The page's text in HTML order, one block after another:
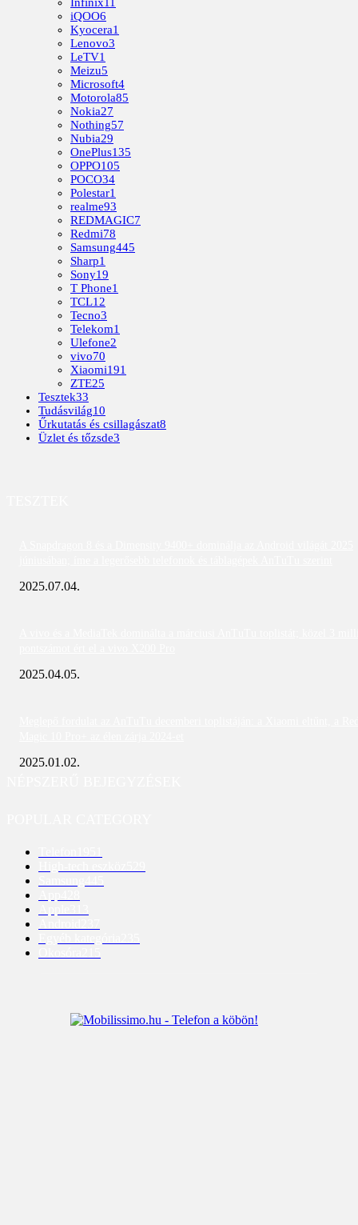
Infinix11
iQOO6
Kyocera1
Lenovo3
LeTV1
Meizu5
Microsoft4
Motorola85
Nokia27
Nothing57
Nubia29
OnePlus135
OPPO105
POCO34
Polestar1
realme93
REDMAGIC7
Redmi78
Samsung445
Sharp1
Sony19
T Phone1
TCL12
Tecno3
Telekom1
Ulefone2
vivo70
Xiaomi191
ZTE25
Tesztek33
Tudásvilág10
Űrkutatás és csillagászat8
Üzlet és tőzsde3
2025.07.04.
2025.04.05.
2025.01.02.